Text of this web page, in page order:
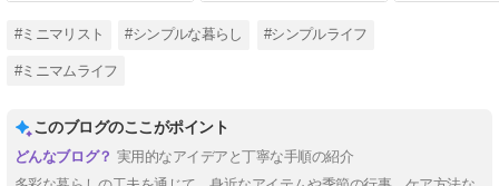
#ミニマリスト #シンプルな暮らし #シンプルライフ
#ミニマムライフ
このブログのここがポイント
実用的なアイデアと丁寧な手順の紹介